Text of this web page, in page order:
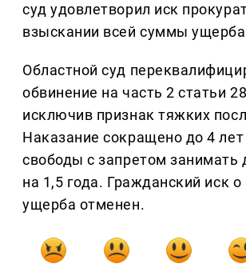
суд удовлетворил иск
взыскании всей суммы
Областной суд
обвинение на часть 2 статьи
исключив признак тяжких
Наказание сокращено до 4
свободы с запретом занимать
на 1,5 года. Гражданский иск
ущерба отменен.